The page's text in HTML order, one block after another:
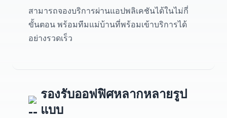
สามารถจองบริการผ่านแอปพลิเคชันได้ในไม่กี่
ขั้นตอน พร้อมทีมแม่บ้านที่พร้อมเข้าบริการได้
อย่างรวดเร็ว
รองรับออฟฟิศหลากหลายรูป
แบบ